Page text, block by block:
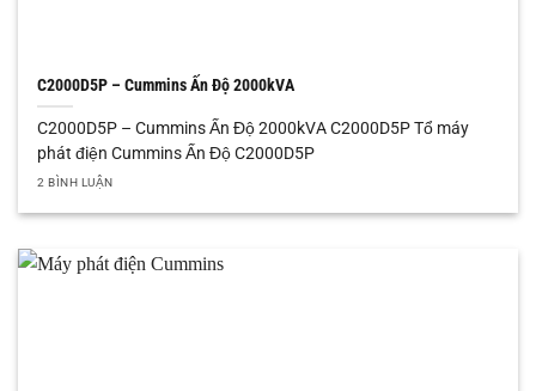
C2000D5P – Cummins Ấn Độ 2000kVA
C2000D5P – Cummins Ấn Độ 2000kVA C2000D5P Tổ máy
phát điện Cummins Ấn Độ C2000D5P
2 BÌNH LUẬN